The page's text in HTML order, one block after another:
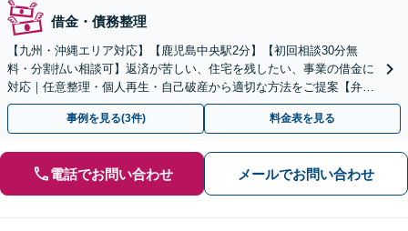
借金・債務整理
【九州・沖縄エリア対応】【鹿児島中央駅2分】【初回相談30分無
料・分割払い相談可】返済が苦しい、住宅を残したい、事業の借金に
対応｜任意整理・個人再生・自己破産から適切な方法をご提案【弁護
士歴10年以上】
事例を見る(3件) 料金表を見る
電話でお問い合わせ メールでお問い合わせ